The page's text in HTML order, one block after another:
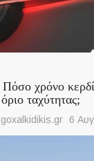
χρόνο
ταχύτητας;
6